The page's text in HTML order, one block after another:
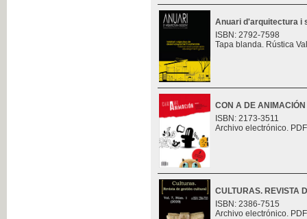
Anuari d'arquitectura i
ISBN: 2792-7598
Tapa blanda. Rústica
CON A DE ANIMACIÓN
ISBN: 2173-3511
Archivo electrónico.
CULTURAS. REVISTA
ISBN: 2386-7515
Archivo electrónico.